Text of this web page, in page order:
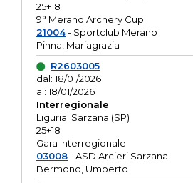
25+18
9° Merano Archery Cup
21004- Sportclub Merano
Pinna, Mariagrazia
R2603005
dal: 18/01/2026
al: 18/01/2026
Interregionale
Liguria: Sarzana (SP)
25+18
Gara Interregionale
03008- ASD Arcieri Sarzana
Bermond, Umberto